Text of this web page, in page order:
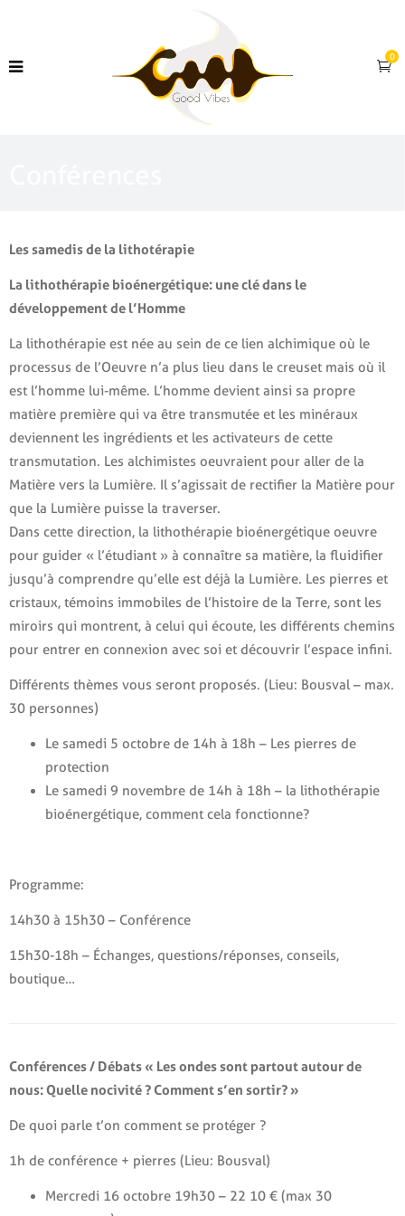
0
Les samedis de la lithotérapie
La lithothérapie bioénergétique: une clé dans le
développement de l’Homme
La lithothérapie est née au sein de ce lien alchimique où le
processus de l’Oeuvre n’a plus lieu dans le creuset mais où il
est l’homme lui-même. L’homme devient ainsi sa propre
matière première qui va être transmutée et les minéraux
deviennent les ingrédients et les activateurs de cette
transmutation. Les alchimistes oeuvraient pour aller de la
Matière vers la Lumière. Il s’agissait de rectifier la Matière pour
que la Lumière puisse la traverser.
Dans cette direction, la lithothérapie bioénergétique oeuvre
pour guider « l’étudiant » à connaître sa matière, la fluidifier
jusqu’à comprendre qu’elle est déjà la Lumière. Les pierres et
cristaux, témoins immobiles de l’histoire de la Terre, sont les
miroirs qui montrent, à celui qui écoute, les différents chemins
pour entrer en connexion avec soi et découvrir l’espace infini.
Différents thèmes vous seront proposés. (Lieu: Bousval – max.
30 personnes)
Le samedi 5 octobre de 14h à 18h – Les pierres de
protection
Le samedi 9 novembre de 14h à 18h – la lithothérapie
bioénergétique, comment cela fonctionne?
Programme:
14h30 à 15h30 – Conférence
15h30-18h – Échanges, questions/réponses, conseils,
boutique…
Conférences / Débats « Les ondes sont partout autour de
nous: Quelle nocivité ? Comment s’en sortir? »
De quoi parle t’on comment se protéger ?
1h de conférence + pierres (Lieu: Bousval)
Mercredi 16 octobre 19h30 – 22 10 € (max 30